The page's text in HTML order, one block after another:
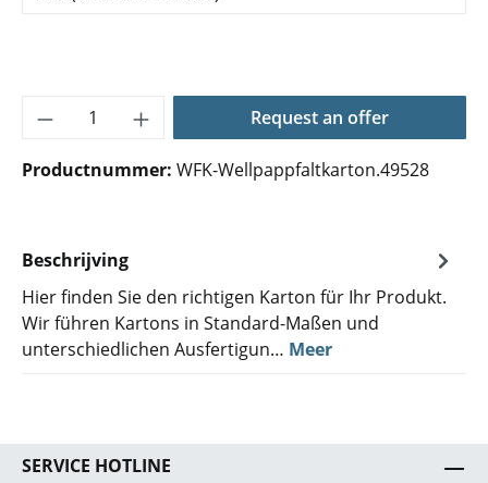
Producthoeveelheid: Voer de gewenste
Request an offer
Productnummer: WFK-Wellpappfaltkarton.49528
Beschrijving
Hier finden Sie den richtigen Karton für Ihr Produkt.
Wir führen Kartons in Standard-Maßen und
unterschiedlichen Ausfertigun… Meer
SERVICE HOTLINE